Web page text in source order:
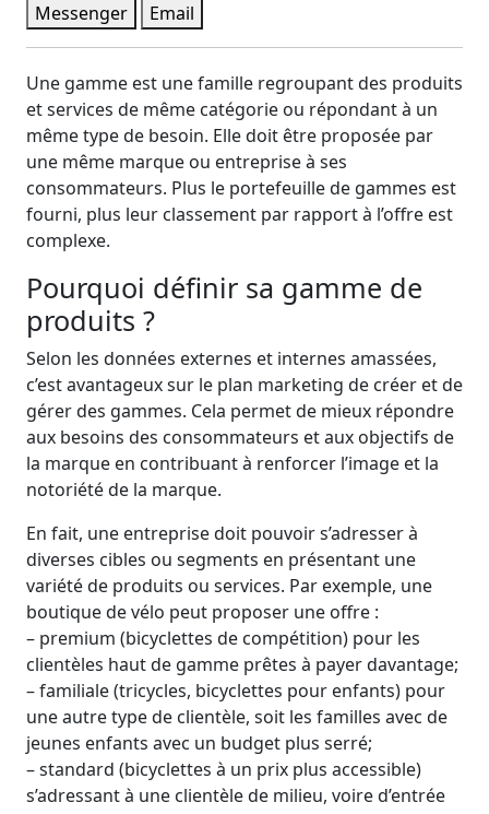
Messenger
Email
Une gamme est une famille regroupant des produits
et services de même catégorie ou répondant à un
même type de besoin. Elle doit être proposée par
une même marque ou entreprise à ses
consommateurs. Plus le portefeuille de gammes est
fourni, plus leur classement par rapport à l’offre est
complexe.
Pourquoi définir sa gamme de
produits ?
Selon les données externes et internes amassées,
c’est avantageux sur le plan marketing de créer et de
gérer des gammes. Cela permet de mieux répondre
aux besoins des consommateurs et aux objectifs de
la marque en contribuant à renforcer l’image et la
notoriété de la marque.
En fait, une entreprise doit pouvoir s’adresser à
diverses cibles ou segments en présentant une
variété de produits ou services. Par exemple, une
boutique de vélo peut proposer une offre :
– premium (bicyclettes de compétition) pour les
clientèles haut de gamme prêtes à payer davantage;
– familiale (tricycles, bicyclettes pour enfants) pour
une autre type de clientèle, soit les familles avec de
jeunes enfants avec un budget plus serré;
– standard (bicyclettes à un prix plus accessible)
s’adressant à une clientèle de milieu, voire d’entrée